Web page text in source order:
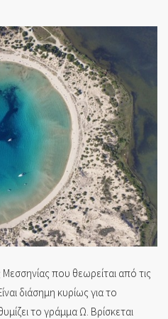
Μεσσηνίας που θεωρείται από τις
διάσημη κυρίως για το
το γράμμα Ω. Βρίσκεται